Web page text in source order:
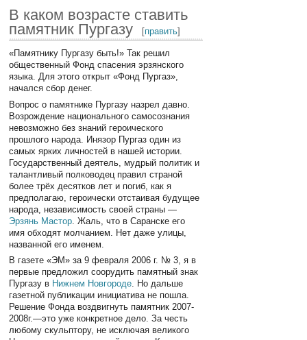
В каком возрасте ставить
памятник Пургазу
[править]
«Памятнику Пургазу быть!» Так решил
общественный Фонд спасения эрзянского
языка. Для этого открыт «Фонд Пургаз»,
начался сбор денег.
Вопрос о памятнике Пургазу назрел давно.
Возрождение национального самосознания
невозможно без знаний героического
прошлого народа. Инязор Пургаз один из
самых ярких личностей в нашей истории.
Государственный деятель, мудрый политик и
талантливый полководец правил страной
более трёх десятков лет и погиб, как я
предполагаю, героически отстаивая будущее
народа, независимость своей страны —
Эрзянь Мастор . Жаль, что в Саранске его
имя обходят молчанием. Нет даже улицы,
названной его именем.
В газете «ЭМ» за 9 февраля 2006 г. № 3, я в
первые предложил соорудить памятный знак
Пургазу в Нижнем Новгороде . Но дальше
газетной публикации инициатива не пошла.
Решение Фонда воздвигнуть памятник 2007-
2008г.—это уже конкретное дело. За честь
любому скульптору, не исключая великого